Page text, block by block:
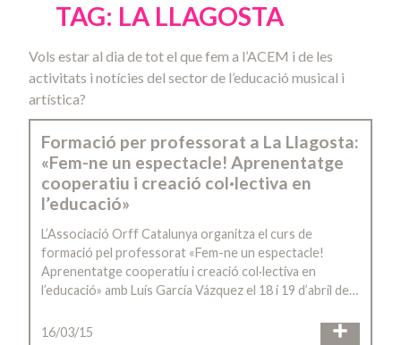
TAG: LA LLAGOSTA
Vols estar al dia de tot el que fem a l’ACEM i de les
activitats i notícies del sector de l’educació musical i
artística?
Formació per professorat a La Llagosta:
«Fem-ne un espectacle! Aprenentatge
cooperatiu i creació col·lectiva en
l’educació»
L’Associació Orff Catalunya organitza el curs de
formació pel professorat «Fem-ne un espectacle!
Aprenentatge cooperatiu i creació col·lectiva en
l’educació» amb Luís García Vázquez el 18 i 19 d’abril de…
16/03/15